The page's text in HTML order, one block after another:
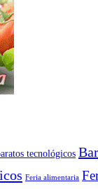
tecnológicos Bar
Feria alimentaria